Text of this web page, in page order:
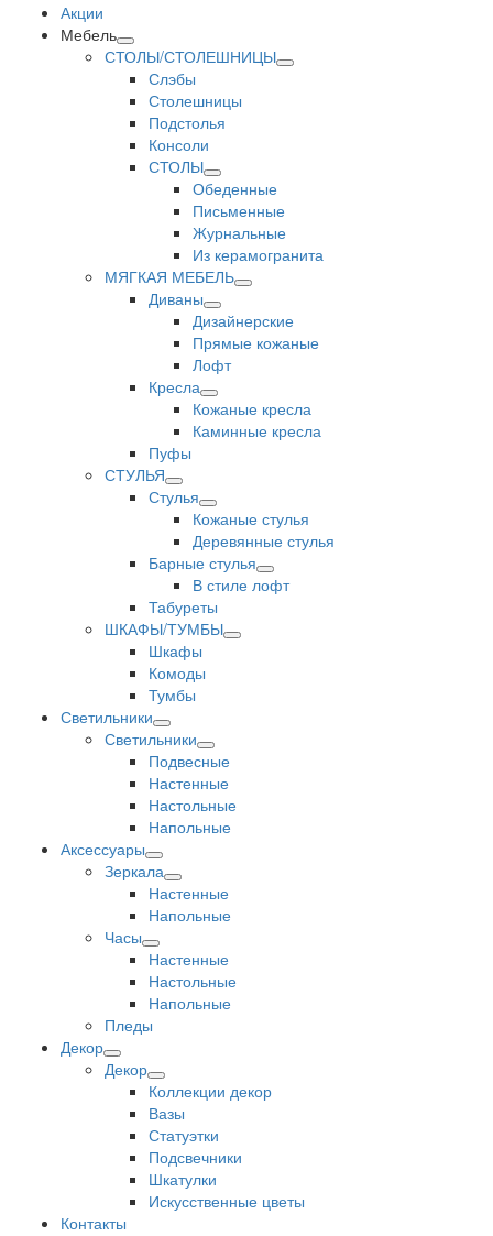
Акции
Мебель
СТОЛЫ/СТОЛЕШНИЦЫ
Слэбы
Столешницы
Подстолья
Консоли
СТОЛЫ
Обеденные
Письменные
Журнальные
Из керамогранита
МЯГКАЯ МЕБЕЛЬ
Диваны
Дизайнерские
Прямые кожаные
Лофт
Кресла
Кожаные кресла
Каминные кресла
Пуфы
СТУЛЬЯ
Стулья
Кожаные стулья
Деревянные стулья
Барные стулья
В стиле лофт
Табуреты
ШКАФЫ/ТУМБЫ
Шкафы
Комоды
Тумбы
Светильники
Светильники
Подвесные
Настенные
Настольные
Напольные
Аксессуары
Зеркала
Настенные
Напольные
Часы
Настенные
Настольные
Напольные
Пледы
Декор
Декор
Коллекции декор
Вазы
Статуэтки
Подсвечники
Шкатулки
Искусственные цветы
Контакты